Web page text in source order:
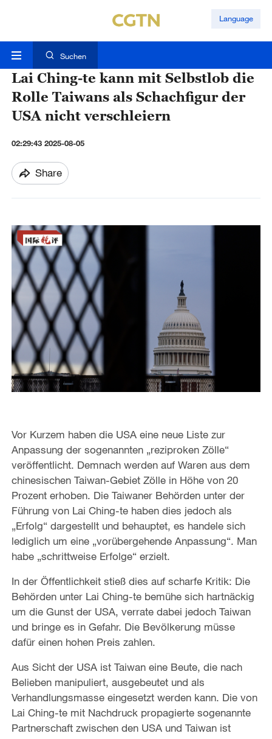
Language
Suchen
Lai Ching-te kann mit Selbstlob die
Rolle Taiwans als Schachfigur der
USA nicht verschleiern
02:29:43 2025-08-05
Share
Vor Kurzem haben die USA eine neue Liste zur
Anpassung der sogenannten „reziproken Zölle“
veröffentlicht. Demnach werden auf Waren aus dem
chinesischen Taiwan-Gebiet Zölle in Höhe von 20
Prozent erhoben. Die Taiwaner Behörden unter der
Führung von Lai Ching-te haben dies jedoch als
„Erfolg“ dargestellt und behauptet, es handele sich
lediglich um eine „vorübergehende Anpassung“. Man
habe „schrittweise Erfolge“ erzielt.
In der Öffentlichkeit stieß dies auf scharfe Kritik: Die
Behörden unter Lai Ching-te bemühe sich hartnäckig
um die Gunst der USA, verrate dabei jedoch Taiwan
und bringe es in Gefahr. Die Bevölkerung müsse
dafür einen hohen Preis zahlen.
Aus Sicht der USA ist Taiwan eine Beute, die nach
Belieben manipuliert, ausgebeutet und als
Verhandlungsmasse eingesetzt werden kann. Die von
Lai Ching-te mit Nachdruck propagierte sogenannte
Partnerschaft zwischen den USA und Taiwan ist